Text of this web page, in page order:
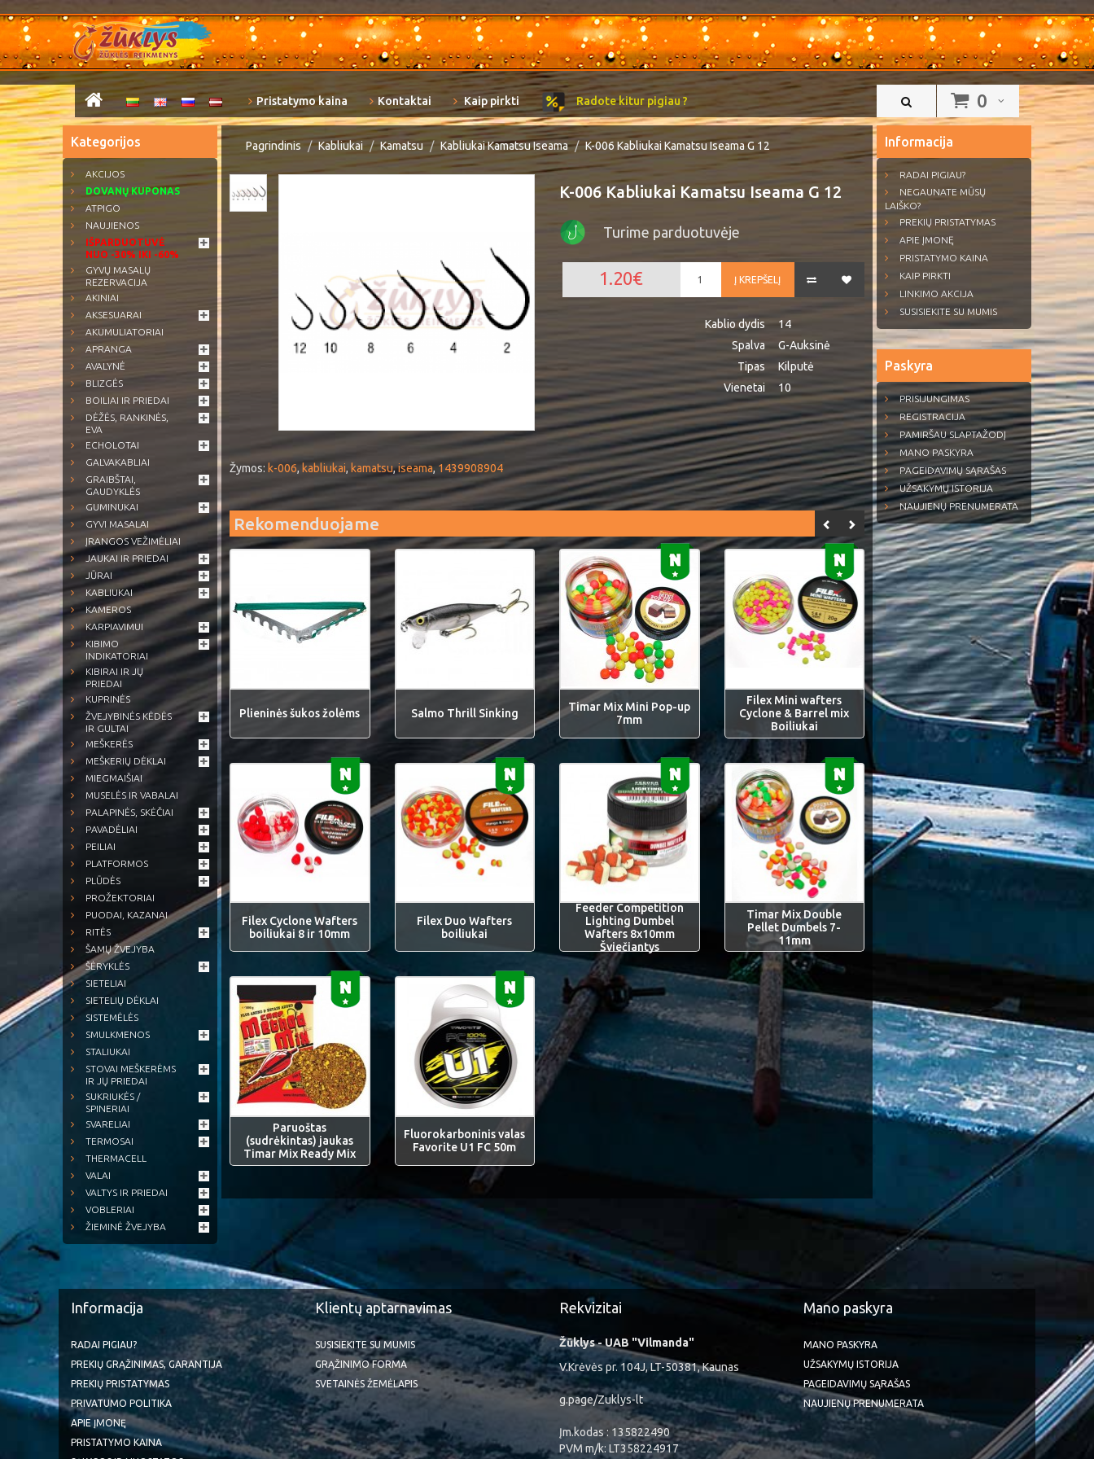
0
Pristatymo kaina Kontaktai Kaip pirkti Radote kitur pigiau ?
Kategorijos
AKCIJOS
DOVANŲ KUPONAS
ATPIGO
NAUJIENOS
IŠPARDUOTUVĖ
NUO -30% IKI -60%
GYVŲ MASALŲ
REZERVACIJA
AKINIAI
AKSESUARAI
AKUMULIATORIAI
APRANGA
AVALYNĖ
BLIZGĖS
BOILIAI IR PRIEDAI
DĖŽĖS, RANKINĖS,
EVA
ECHOLOTAI
GALVAKABLIAI
GRAIBŠTAI,
GAUDYKLĖS
GUMINUKAI
GYVI MASALAI
ĮRANGOS VEŽIMĖLIAI
JAUKAI IR PRIEDAI
JŪRAI
KABLIUKAI
KAMEROS
KARPIAVIMUI
KIBIMO
INDIKATORIAI
KIBIRAI IR JŲ
PRIEDAI
KUPRINĖS
ŽVEJYBINĖS KĖDĖS
IR GULTAI
MEŠKERĖS
MEŠKERIŲ DĖKLAI
MIEGMAIŠIAI
MUSELĖS IR VABALAI
PALAPINĖS, SKĖČIAI
PAVADĖLIAI
PEILIAI
PLATFORMOS
PLŪDĖS
PROŽEKTORIAI
PUODAI, KAZANAI
RITĖS
ŠAMŲ ŽVEJYBA
ŠĖRYKLĖS
SIETELIAI
SIETELIŲ DĖKLAI
SISTEMĖLĖS
SMULKMENOS
STALIUKAI
STOVAI MEŠKERĖMS
IR JŲ PRIEDAI
SUKRIUKĖS /
SPINERIAI
SVARELIAI
TERMOSAI
THERMACELL
VALAI
VALTYS IR PRIEDAI
VOBLERIAI
ŽIEMINĖ ŽVEJYBA
Pagrindinis Kabliukai Kamatsu Kabliukai Kamatsu Iseama K-006 Kabliukai Kamatsu Iseama G 12
K-006 Kabliukai Kamatsu Iseama G 12
Turime parduotuvėje
Į KREPŠELĮ
1.20€
Kablio dydis
14
Spalva
G-Auksinė
Tipas
Kilputė
Vienetai
10
Žymos: k-006, kabliukai, kamatsu,iseama, 1439908904
Rekomenduojame
Plieninės šukos žolėms Salmo Thrill Sinking
Timar Mix Mini Pop-up
7mm
Filex Mini wafters
Cyclone & Barrel mix
Boiliukai
Filex Cyclone Wafters
boiliukai 8 ir 10mm
Filex Duo Wafters
boiliukai
Feeder Competition
Lighting Dumbel
Wafters 8x10mm
Šviečiantys
Timar Mix Double
Pellet Dumbels 7-
11mm
Paruoštas
(sudrėkintas) jaukas
Timar Mix Ready Mix
Fluorokarboninis valas
Favorite U1 FC 50m
Informacija
RADAI PIGIAU?
NEGAUNATE MŪSŲ
LAIŠKO?
PREKIŲ PRISTATYMAS
APIE ĮMONĘ
PRISTATYMO KAINA
KAIP PIRKTI
LINKIMO AKCIJA
SUSISIEKITE SU MUMIS
Paskyra
PRISIJUNGIMAS
REGISTRACIJA
PAMIRŠAU SLAPTAŽODĮ
MANO PASKYRA
PAGEIDAVIMŲ SĄRAŠAS
UŽSAKYMŲ ISTORIJA
NAUJIENŲ PRENUMERATA
Informacija
RADAI PIGIAU?
PREKIŲ GRĄŽINIMAS, GARANTIJA
PREKIŲ PRISTATYMAS
PRIVATUMO POLITIKA
APIE ĮMONĘ
PRISTATYMO KAINA
Klientų aptarnavimas
SUSISIEKITE SU MUMIS
GRĄŽINIMO FORMA
SVETAINĖS ŽEMĖLAPIS
Rekvizitai
Žūklys - UAB "Vilmanda"
V.Krėvės pr. 104J, LT-50381, Kaunas
g.page/Zuklys-lt
Įm.kodas : 135822490
PVM m/k: LT358224917
Mano paskyra
MANO PASKYRA
UŽSAKYMŲ ISTORIJA
PAGEIDAVIMŲ SĄRAŠAS
NAUJIENŲ PRENUMERATA